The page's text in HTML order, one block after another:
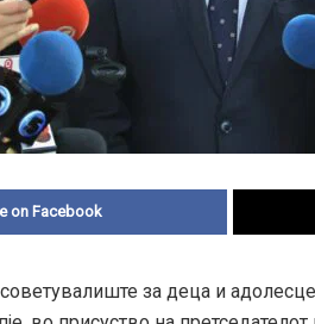
on Facebook
за деца и